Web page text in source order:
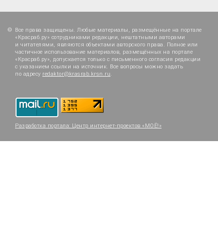
Все права защищены. Любые материалы, размещённые на портале
«Красраб.ру» сотрудниками редакции, нештатными авторами
и читателями, являются объектами авторского права. Полное или
частичное использование материалов, размещённых на портале
«Красраб.ру», допускается только с письменного согласия редакции
с указанием ссылки на источник. Все вопросы можно задать
по адресу redaktor@krasrab.krsn.ru.
Разработка портала: Центр интернет-проектов «МОЁ!»